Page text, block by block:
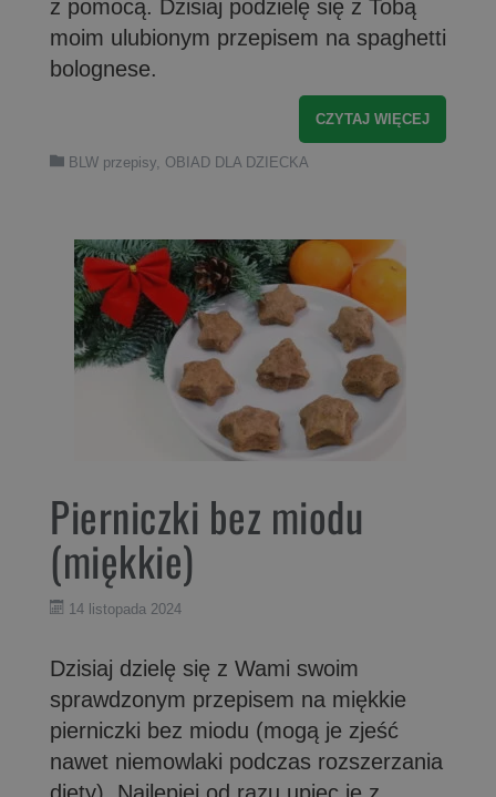
z pomocą. Dzisiaj podzielę się z Tobą
moim ulubionym przepisem na spaghetti
bolognese.
CZYTAJ WIĘCEJ
BLW przepisy, OBIAD DLA DZIECKA
Pierniczki bez miodu
(miękkie)
14 listopada 2024
Dzisiaj dzielę się z Wami swoim
sprawdzonym przepisem na miękkie
pierniczki bez miodu (mogą je zjeść
nawet niemowlaki podczas rozszerzania